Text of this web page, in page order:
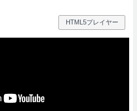
HTML5プレイヤー